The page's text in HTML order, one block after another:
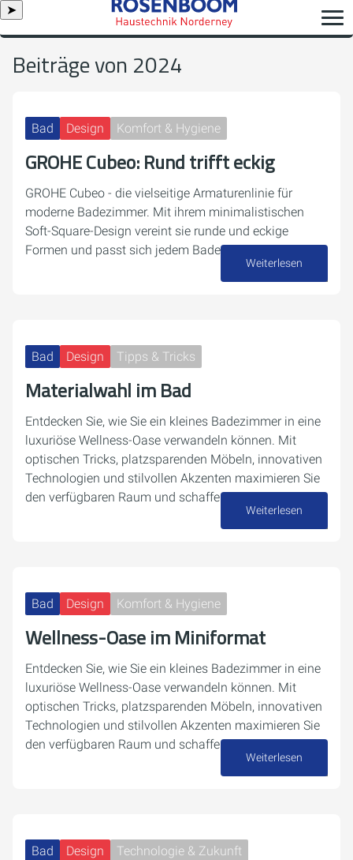
➤
Beiträge von 2024
Bad Design Komfort & Hygiene
GROHE Cubeo: Rund trifft eckig
GROHE Cubeo - die vielseitige Armaturenlinie für
moderne Badezimmer. Mit ihrem minimalistischen
Soft-Square-Design vereint sie runde und eckige
Formen und passt sich jedem Badezimmerstil an.
Weiterlesen
Bad Design Tipps & Tricks
Materialwahl im Bad
Entdecken Sie, wie Sie ein kleines Badezimmer in eine
luxuriöse Wellness-Oase verwandeln können. Mit
optischen Tricks, platzsparenden Möbeln, innovativen
Technologien und stilvollen Akzenten maximieren Sie
den verfügbaren Raum und schaffen eine…
Weiterlesen
Bad Design Komfort & Hygiene
Wellness-Oase im Miniformat
Entdecken Sie, wie Sie ein kleines Badezimmer in eine
luxuriöse Wellness-Oase verwandeln können. Mit
optischen Tricks, platzsparenden Möbeln, innovativen
Technologien und stilvollen Akzenten maximieren Sie
den verfügbaren Raum und schaffen eine…
Weiterlesen
Bad Design Technologie & Zukunft